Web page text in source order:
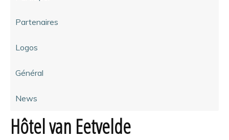
Partenaires
Logos
Général
News
Hôtel van Eetvelde